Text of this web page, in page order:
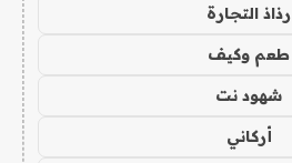
رذاذ التجارة
طعم وكيف
شهود نت
أركاني